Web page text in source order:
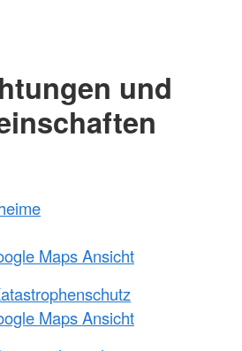
und
Maps Ansicht
Maps Ansicht